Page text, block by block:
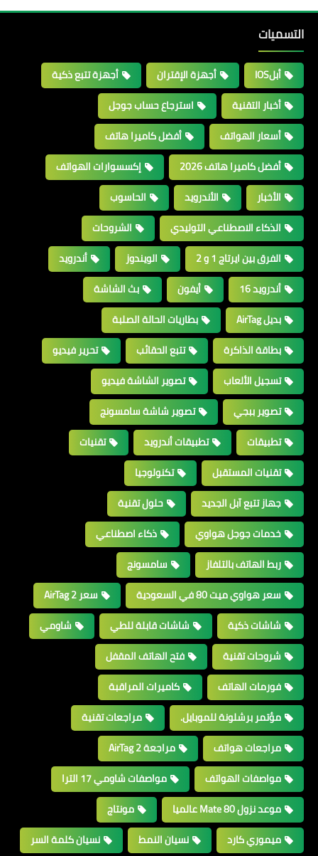
التسميات
أبلIOS أجهزة الإقتران
أجهزة تتبع ذكية
أخبار التقنية
استرجاع حساب جوجل
أسعار الهواتف
أفضل كاميرا هاتف
أفضل كاميرا هاتف 2026
إكسسوارات الهواتف
الأخبار
الأندرويد
الحاسوب
الذكاء الاصطناعي التوليدي
الشروحات
الفرق بين ايرتاج 1 و 2
الويندوز
أندرويد
أندرويد 16
أيفون
بث الشاشة
بديل AirTag
بطاريات الحالة الصلبة
بطاقة الذاكرة
تتبع الحقائب
تحرير فيديو
تسجيل الألعاب
تصوير الشاشة فيديو
تصوير ببجي
تصوير شاشة سامسونج
تطبيقات
تطبيقات أندرويد
تقنيات
تقنيات المستقبل
تكنولوجيا
جهاز تتبع آبل الجديد
حلول تقنية
خدمات جوجل هواوي
ذكاء اصطناعي
ربط الهاتف بالتلفاز
سامسونج
سعر هواوي ميت 80 في السعودية
سعر AirTag 2
شاشات ذكية
شاشات قابلة للطي
شاومي
شروحات تقنية
فتح الهاتف المقفل
فورمات الهاتف
كاميرات المراقبة
مؤتمر برشلونة للموبايل.
مراجعات تقنية
مراجعات هواتف
مراجعة AirTag 2
مواصفات الهواتف
مواصفات شاومي 17 الترا
موعد نزول Mate 80 عالميا
مونتاج
ميموري كارد
نسيان النمط نسيان كلمة السر